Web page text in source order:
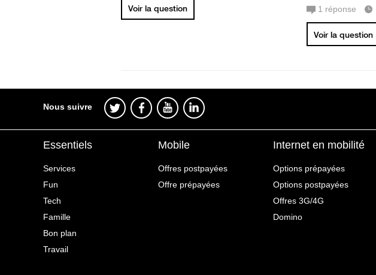
Voir la question 1 réponse
Voir la question
Nous suivre
Essentiels
Services
Fun
Tech
Famille
Bon plan
Travail
Mobile
Offres postpayées
Offre prépayées
Internet en mobilité
Options prépayées
Options postpayées
Offres 3G/4G
Domino